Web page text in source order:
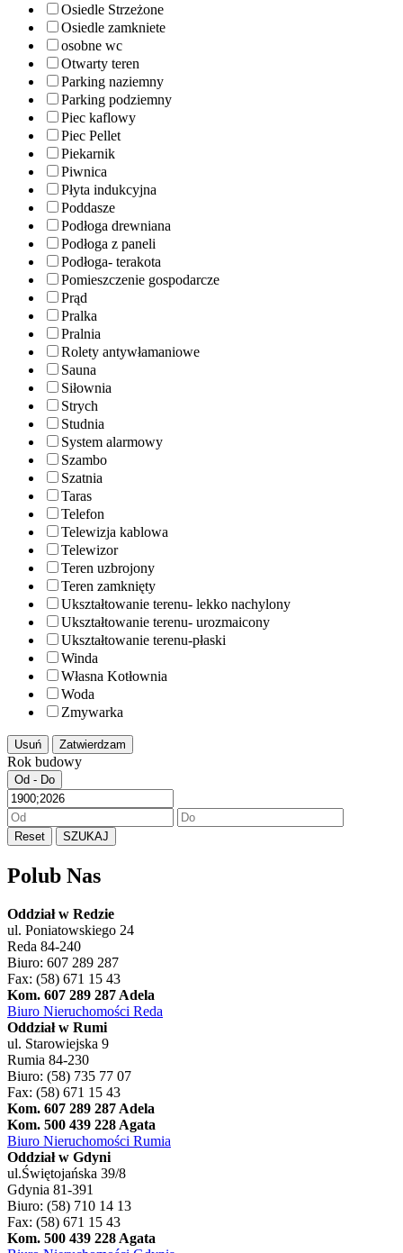
Osiedle Strzeżone
Osiedle zamkniete
osobne wc
Otwarty teren
Parking naziemny
Parking podziemny
Piec kaflowy
Piec Pellet
Piekarnik
Piwnica
Płyta indukcyjna
Poddasze
Podłoga drewniana
Podłoga z paneli
Podłoga- terakota
Pomieszczenie gospodarcze
Prąd
Pralka
Pralnia
Rolety antywłamaniowe
Sauna
Siłownia
Strych
Studnia
System alarmowy
Szambo
Szatnia
Taras
Telefon
Telewizja kablowa
Telewizor
Teren uzbrojony
Teren zamknięty
Ukształtowanie terenu- lekko nachylony
Ukształtowanie terenu- urozmaicony
Ukształtowanie terenu-płaski
Winda
Własna Kotłownia
Woda
Zmywarka
Usuń Zatwierdzam
Rok budowy
Od - Do
Reset SZUKAJ
Polub Nas
Oddział w Redzie
ul. Poniatowskiego 24
Reda 84-240
Biuro: 607 289 287
Fax: (58) 671 15 43
Kom. 607 289 287 Adela
Biuro Nieruchomości Reda
Oddział w Rumi
ul. Starowiejska 9
Rumia 84-230
Biuro: (58) 735 77 07
Fax: (58) 671 15 43
Kom. 607 289 287 Adela
Kom. 500 439 228 Agata
Biuro Nieruchomości Rumia
Oddział w Gdyni
ul.Świętojańska 39/8
Gdynia 81-391
Biuro: (58) 710 14 13
Fax: (58) 671 15 43
Kom. 500 439 228 Agata